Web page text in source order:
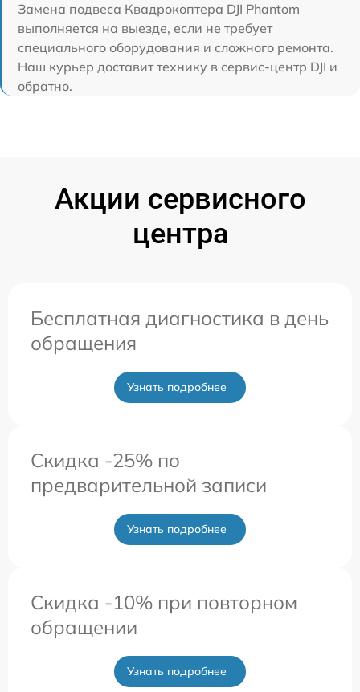
Замена подвеса Квадрокоптера DJI Phantom
выполняется на выезде, если не требует
специального оборудования и сложного ремонта.
Наш курьер доставит технику в сервис-центр DJI и
обратно.
Акции сервисного
центра
Бесплатная диагностика в день
обращения
Узнать подробнее
Скидка -25% по
предварительной записи
Узнать подробнее
Скидка -10% при повторном
обращении
Узнать подробнее